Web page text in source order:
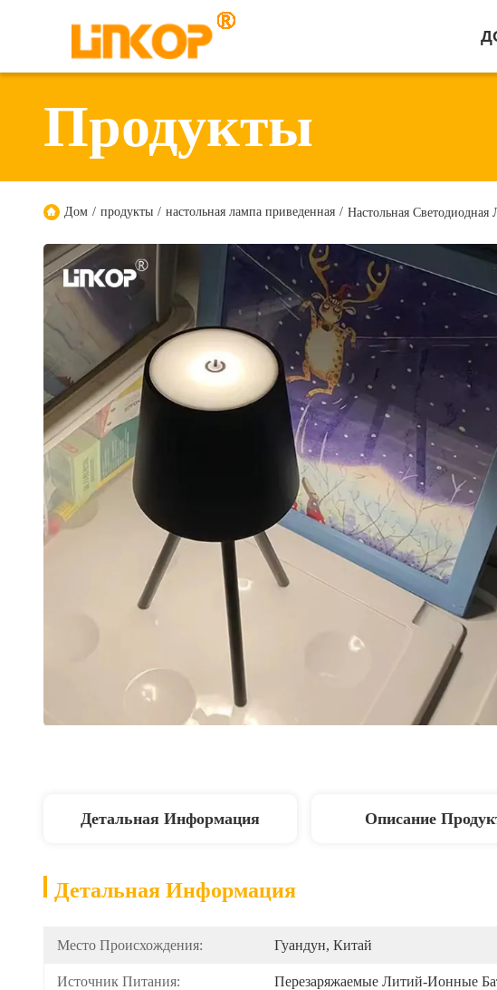
Продукты
Дом / продукты / настольная лампа приведенная / Настольная
Детальная Информация Описание
Детальная Информация
Место Происхождения: Гуандун, Китай
Источник Питания: Перезаряжаемые Литий-Ионные